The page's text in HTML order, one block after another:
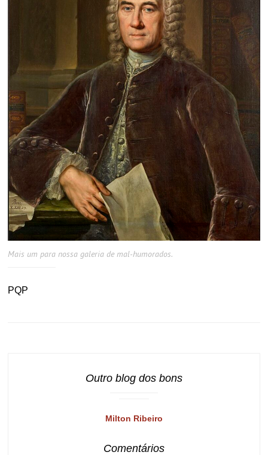
Mais um para nossa galeria de mal-humorados.
PQP
Outro blog dos bons
Milton Ribeiro
Comentários